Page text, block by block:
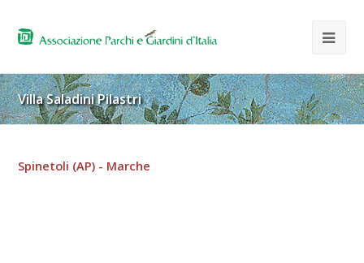
Villa Saladini Pilastri
Spinetoli (AP) - Marche